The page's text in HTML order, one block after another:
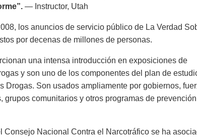
— Instructor, Utah
los anuncios de servicio público de La Verdad
por decenas de millones de personas.
una intensa introducción en exposiciones de
y son uno de los componentes del plan de
Drogas. Son usados ampliamente por gobiernos,
grupos comunitarios y otros programas de
Consejo Nacional Contra el Narcotráfico se ha